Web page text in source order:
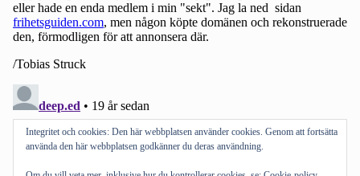
Integritet och cookies: Den här webbplatsen använder cookies. Genom att fortsätta
använda den här webbplatsen godkänner du deras användning.